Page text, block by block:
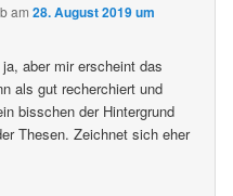
am28. August 2019 um
aber mir erscheint das
als gut recherchiert und
bisschen der Hintergrund
Thesen. Zeichnet sich eher